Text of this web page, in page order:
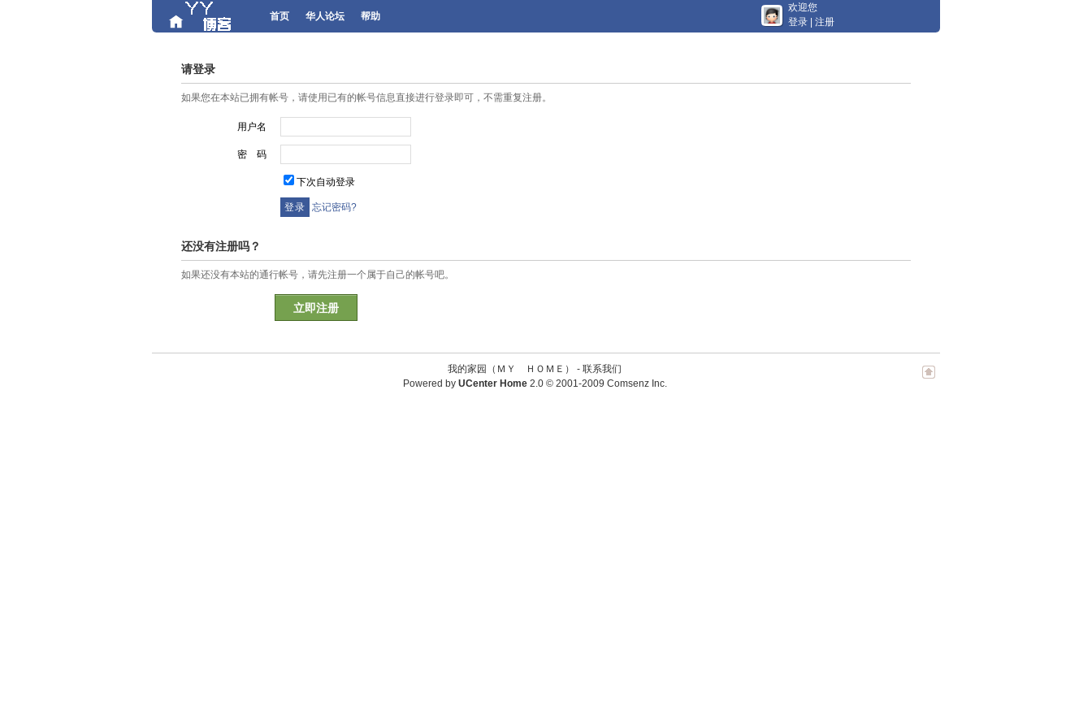
首页 华人论坛 帮助
欢迎您
登录
注册
请登录
如果您在本站已拥有帐号，请使用已有的帐号信息直接进行登录即可，不需重复注册。
用户名
密 码
下次自动登录
忘记密码?
还没有注册吗？
如果还没有本站的通行帐号，请先注册一个属于自己的帐号吧。
立即注册
我的家园（ＭＹ ＨＯＭＥ） - 联系我们
Powered by UCenter Home 2.0© 2001-2009 Comsenz Inc.